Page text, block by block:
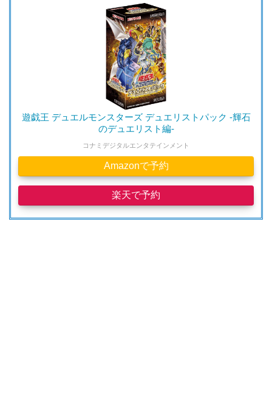
遊戯王 デュエルモンスターズ デュエリストパック -輝石
のデュエリスト編-
コナミデジタルエンタテインメント
Amazonで予約
楽天で予約